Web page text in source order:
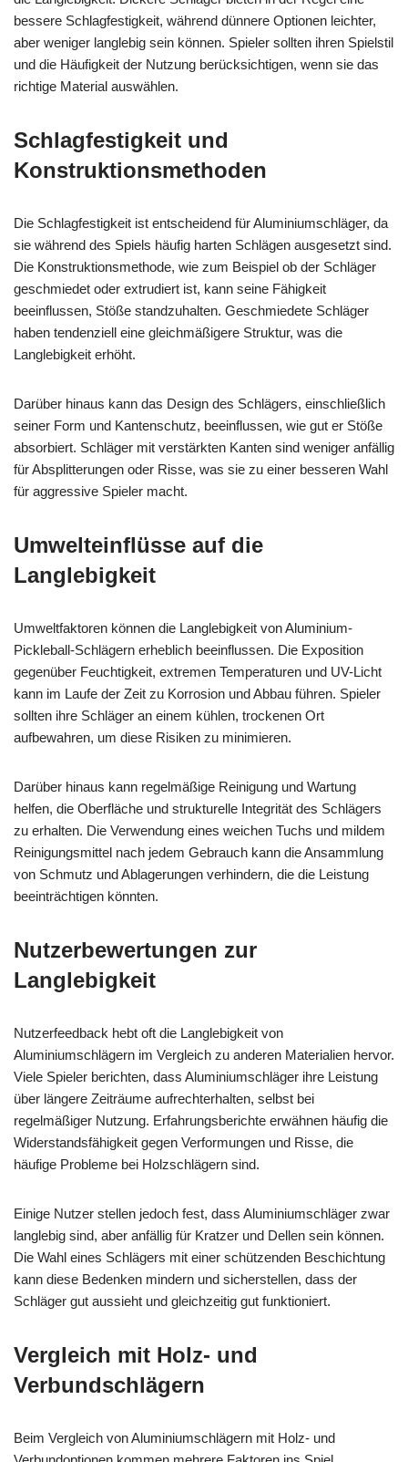
bessere Schlagfestigkeit, während dünnere Optionen leichter,
aber weniger langlebig sein können. Spieler sollten ihren Spielstil
und die Häufigkeit der Nutzung berücksichtigen, wenn sie das
richtige Material auswählen.
Schlagfestigkeit und
Konstruktionsmethoden
Die Schlagfestigkeit ist entscheidend für Aluminiumschläger, da
sie während des Spiels häufig harten Schlägen ausgesetzt sind.
Die Konstruktionsmethode, wie zum Beispiel ob der Schläger
geschmiedet oder extrudiert ist, kann seine Fähigkeit
beeinflussen, Stöße standzuhalten. Geschmiedete Schläger
haben tendenziell eine gleichmäßigere Struktur, was die
Langlebigkeit erhöht.
Darüber hinaus kann das Design des Schlägers, einschließlich
seiner Form und Kantenschutz, beeinflussen, wie gut er Stöße
absorbiert. Schläger mit verstärkten Kanten sind weniger anfällig
für Absplitterungen oder Risse, was sie zu einer besseren Wahl
für aggressive Spieler macht.
Umwelteinflüsse auf die
Langlebigkeit
Umweltfaktoren können die Langlebigkeit von Aluminium-
Pickleball-Schlägern erheblich beeinflussen. Die Exposition
gegenüber Feuchtigkeit, extremen Temperaturen und UV-Licht
kann im Laufe der Zeit zu Korrosion und Abbau führen. Spieler
sollten ihre Schläger an einem kühlen, trockenen Ort
aufbewahren, um diese Risiken zu minimieren.
Darüber hinaus kann regelmäßige Reinigung und Wartung
helfen, die Oberfläche und strukturelle Integrität des Schlägers
zu erhalten. Die Verwendung eines weichen Tuchs und mildem
Reinigungsmittel nach jedem Gebrauch kann die Ansammlung
von Schmutz und Ablagerungen verhindern, die die Leistung
beeinträchtigen könnten.
Nutzerbewertungen zur
Langlebigkeit
Nutzerfeedback hebt oft die Langlebigkeit von
Aluminiumschlägern im Vergleich zu anderen Materialien hervor.
Viele Spieler berichten, dass Aluminiumschläger ihre Leistung
über längere Zeiträume aufrechterhalten, selbst bei
regelmäßiger Nutzung. Erfahrungsberichte erwähnen häufig die
Widerstandsfähigkeit gegen Verformungen und Risse, die
häufige Probleme bei Holzschlägern sind.
Einige Nutzer stellen jedoch fest, dass Aluminiumschläger zwar
langlebig sind, aber anfällig für Kratzer und Dellen sein können.
Die Wahl eines Schlägers mit einer schützenden Beschichtung
kann diese Bedenken mindern und sicherstellen, dass der
Schläger gut aussieht und gleichzeitig gut funktioniert.
Vergleich mit Holz- und
Verbundschlägern
Beim Vergleich von Aluminiumschlägern mit Holz- und